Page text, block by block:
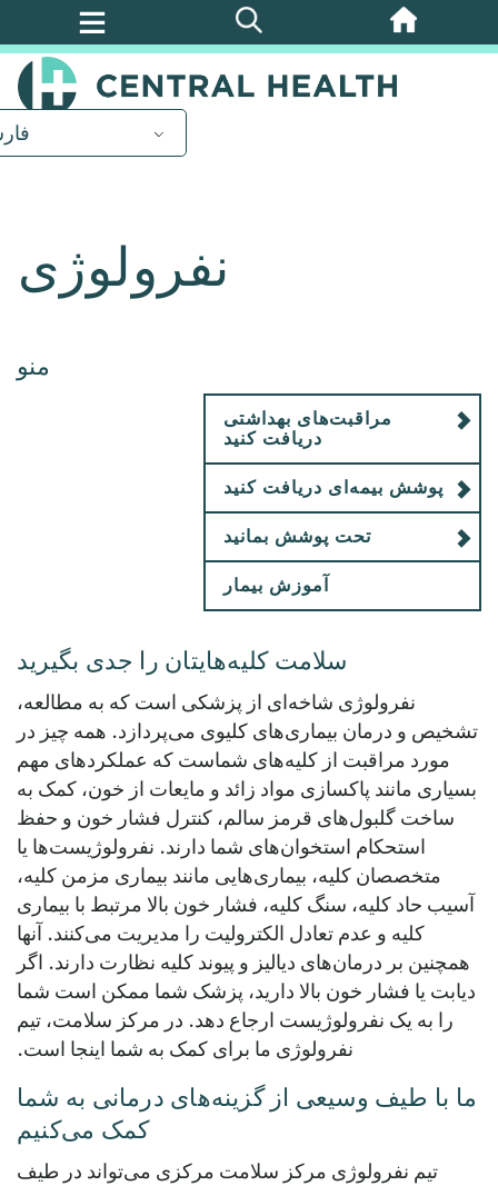
پرش
نفرولوژی
منو
مراقبت‌های بهداشتی
دریافت کنید
پوشش بیمه‌ای دریافت کنید
تحت پوشش بمانید
آموزش بیمار
سلامت کلیه‌هایتان را جدی بگیرید
نفرولوژی شاخه‌ای از پزشکی است که به مطالعه،
تشخیص و درمان بیماری‌های کلیوی می‌پردازد. همه چیز در
مورد مراقبت از کلیه‌های شماست که عملکردهای مهم
بسیاری مانند پاکسازی مواد زائد و مایعات از خون، کمک به
ساخت گلبول‌های قرمز سالم، کنترل فشار خون و حفظ
استحکام استخوان‌های شما دارند. نفرولوژیست‌ها یا
متخصصان کلیه، بیماری‌هایی مانند بیماری مزمن کلیه،
آسیب حاد کلیه، سنگ کلیه، فشار خون بالا مرتبط با بیماری
کلیه و عدم تعادل الکترولیت را مدیریت می‌کنند. آنها
همچنین بر درمان‌های دیالیز و پیوند کلیه نظارت دارند. اگر
دیابت یا فشار خون بالا دارید، پزشک شما ممکن است شما
را به یک نفرولوژیست ارجاع دهد. در مرکز سلامت، تیم
نفرولوژی ما برای کمک به شما اینجا است.
ما با طیف وسیعی از گزینه‌های درمانی به شما
کمک می‌کنیم
تیم نفرولوژی مرکز سلامت مرکزی می‌تواند در طیف